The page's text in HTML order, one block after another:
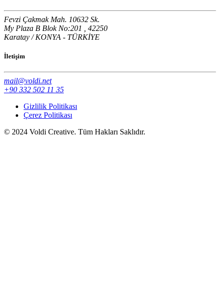
Fevzi Çakmak Mah. 10632 Sk.
My Plaza B Blok No:201 , 42250
Karatay / KONYA - TÜRKİYE
İletişim
mail@voldi.net
+90 332 502 11 35
Gizlilik Politikası
Çerez Politikası
© 2024 Voldi Creative. Tüm Hakları Saklıdır.